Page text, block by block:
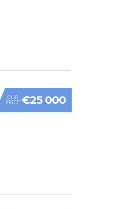
OUR
PRICE €25 000